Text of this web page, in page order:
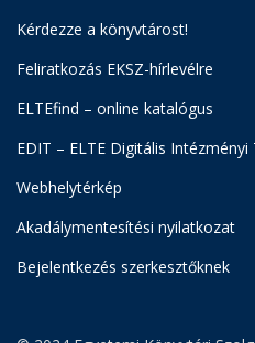
Kérdezze a könyvtárost!
Feliratkozás EKSZ-hírlevélre
ELTEfind – online katalógus
EDIT – ELTE Digitális Intézményi
Webhelytérkép
Akadálymentesítési nyilatkozat
Bejelentkezés szerkesztőknek